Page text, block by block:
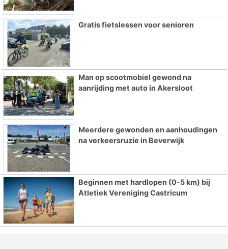
Gratis fietslessen voor senioren
Man op scootmobiel gewond na
aanrijding met auto in Akersloot
Meerdere gewonden en aanhoudingen
na verkeersruzie in Beverwijk
Beginnen met hardlopen (0-5 km) bij
Atletiek Vereniging Castricum